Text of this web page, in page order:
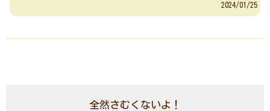
2024/01/25
全然さむくないよ！